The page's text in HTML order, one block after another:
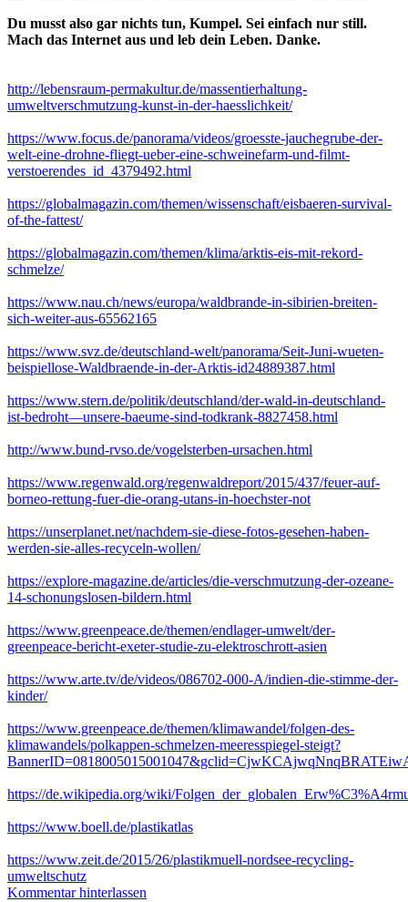
Du musst also gar nichts tun, Kumpel. Sei einfach nur still.
Mach das Internet aus und leb dein Leben. Danke.
http://lebensraum-permakultur.de/massentierhaltung-
umweltverschmutzung-kunst-in-der-haesslichkeit/
https://www.focus.de/panorama/videos/groesste-jauchegrube-der-
welt-eine-drohne-fliegt-ueber-eine-schweinefarm-und-filmt-
verstoerendes_id_4379492.html
https://globalmagazin.com/themen/wissenschaft/eisbaeren-survival-
of-the-fattest/
https://globalmagazin.com/themen/klima/arktis-eis-mit-rekord-
schmelze/
https://www.nau.ch/news/europa/waldbrande-in-sibirien-breiten-
sich-weiter-aus-65562165
https://www.svz.de/deutschland-welt/panorama/Seit-Juni-wueten-
beispiellose-Waldbraende-in-der-Arktis-id24889387.html
https://www.stern.de/politik/deutschland/der-wald-in-deutschland-
ist-bedroht—unsere-baeume-sind-todkrank-8827458.html
http://www.bund-rvso.de/vogelsterben-ursachen.html
https://www.regenwald.org/regenwaldreport/2015/437/feuer-auf-
borneo-rettung-fuer-die-orang-utans-in-hoechster-not
https://unserplanet.net/nachdem-sie-diese-fotos-gesehen-haben-
werden-sie-alles-recyceln-wollen/
https://explore-magazine.de/articles/die-verschmutzung-der-ozeane-
14-schonungslosen-bildern.html
https://www.greenpeace.de/themen/endlager-umwelt/der-
greenpeace-bericht-exeter-studie-zu-elektroschrott-asien
https://www.arte.tv/de/videos/086702-000-A/indien-die-stimme-der-
kinder/
https://www.greenpeace.de/themen/klimawandel/folgen-des-
klimawandels/polkappen-schmelzen-meeresspiegel-steigt?
https://de.wikipedia.org/wiki/
https://www.boell.de/plastikatlas
https://www.zeit.de/2015/26/plastikmuell-nordsee-recycling-
umweltschutz
Kommentar hinterlassen